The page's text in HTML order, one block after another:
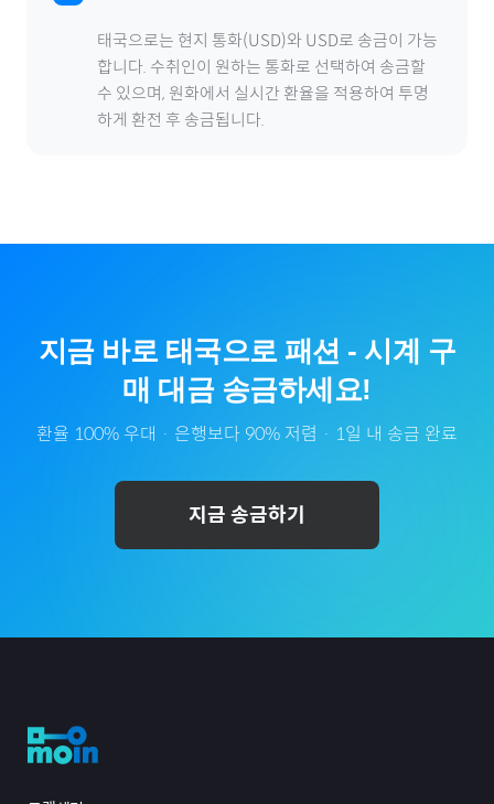
태국으로는 현지 통화(USD)와 USD로 송금이 가능
합니다. 수취인이 원하는 통화로 선택하여 송금할
수 있으며, 원화에서 실시간 환율을 적용하여 투명
하게 환전 후 송금됩니다.
지금 바로 태국으로 패션 - 시계 구
매 대금 송금하세요!
환율 100% 우대 · 은행보다 90% 저렴 · 1일 내 송금 완료
지금 송금하기